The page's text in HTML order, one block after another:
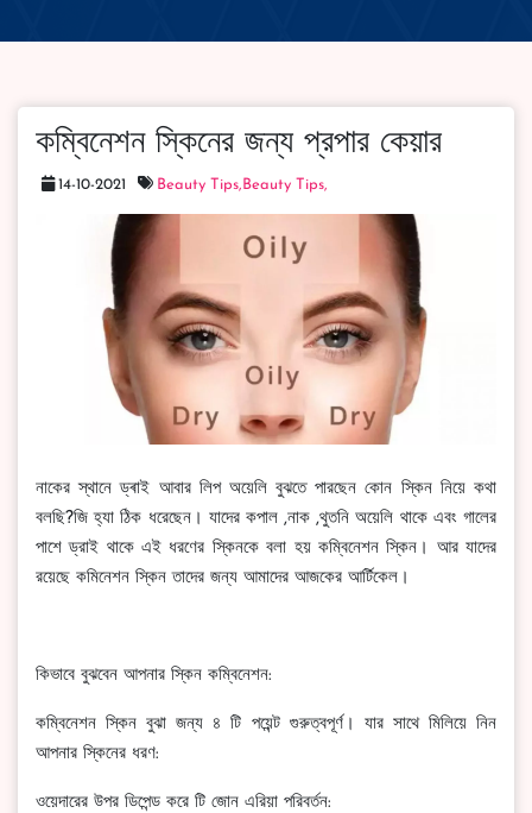
কম্বিনেশন স্কিনের জন্য প্রপার কেয়ার
14-10-2021 Beauty Tips, Beauty Tips,
নাকের স্থানে ড্ৰাই আবার লিপ অয়েলি বুঝতে পারছেন কোন স্কিন নিয়ে কথা
বলছি?জি হ্যা ঠিক ধরেছেন। যাদের কপাল ,নাক ,থুতনি অয়েলি থাকে এবং গালের
পাশে ড্রাই থাকে এই ধরণের স্কিনকে বলা হয় কম্বিনেশন স্কিন। আর যাদের
রয়েছে কমিনেশন স্কিন তাদের জন্য আমাদের আজকের আর্টিকেল।
কিভাবে বুঝবেন আপনার স্কিন কম্বিনেশন:
কম্বিনেশন স্কিন বুঝা জন্য ৪ টি পয়েন্ট গুরুত্বপূর্ণ। যার সাথে মিলিয়ে নিন
আপনার স্কিনের ধরণ:
ওয়েদারের উপর ডিপেন্ড করে টি জোন এরিয়া পরিবর্তন: